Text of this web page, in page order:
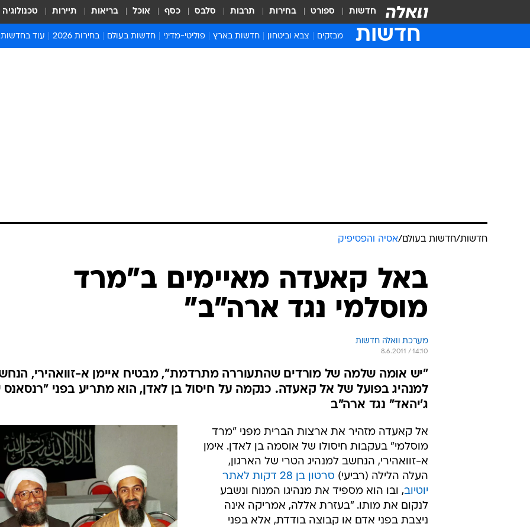
חדשות ספורט בחירות תרבות סלבס כסף אוכל בריאות תיירות טכנולוגיה
חדשות מבזקים צבא וביטחון חדשות בארץ פוליטי-מדיני חדשות בעולם בחירות 2026 עוד בחדשות
חדשות/חדשות בעולם/אסיה והפסיפיק
באל קאעדה מאיימים ב"מרד
מוסלמי נגד ארה"ב"
מערכת וואלה חדשות
8.6.2011 / 14:10
"יש אומה שלמה של מורדים שהתעוררה מתרדמת", מבטיח איימן א-זוואהירי,
למנהיג בפועל של אל קאעדה. כנקמה על חיסול בן לאדן, הוא מתריע בפני
ג'יהאד" נגד ארה"ב
אל קאעדה מזהיר את ארצות הברית מפני "מרד
מוסלמי" בעקבות חיסולו של אוסמה בן לאדן. אימן
א-זוואהירי, הנחשב למנהיג הטרי של הארגון,
העלה הלילה (רביעי)
סרטון בן 28 דקות לאתר
יוטיוב, ובו הוא מספיד את מנהיגו המנוח ונשבע
לנקום את מותו. "בעזרת אללה, אמריקה אינה
ניצבת בפני אדם או קבוצה בודדת, אלא בפני